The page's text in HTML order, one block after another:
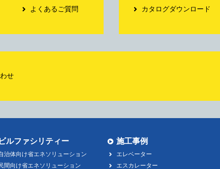
よくあるご質問 カタログダウンロード
せ
ビルファシリティー
治体向け省エネソリューション
間向け省エネソリューション
施工事例
エレベーター
エスカレーター